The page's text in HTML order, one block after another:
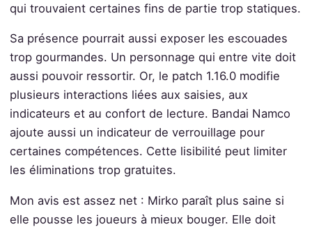
qui trouvaient certaines fins de partie trop statiques.
Sa présence pourrait aussi exposer les escouades
trop gourmandes. Un personnage qui entre vite doit
aussi pouvoir ressortir. Or, le patch 1.16.0 modifie
plusieurs interactions liées aux saisies, aux
indicateurs et au confort de lecture. Bandai Namco
ajoute aussi un indicateur de verrouillage pour
certaines compétences. Cette lisibilité peut limiter
les éliminations trop gratuites.
Mon avis est assez net : Mirko paraît plus saine si
elle pousse les joueurs à mieux bouger. Elle doit